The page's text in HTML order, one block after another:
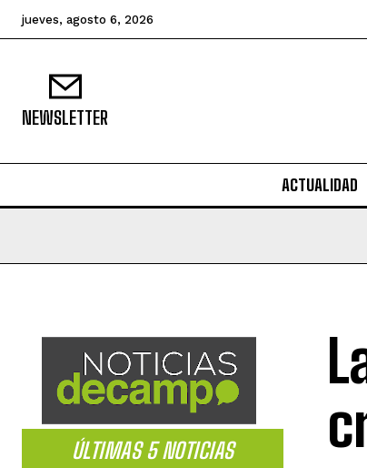
jueves, agosto 6, 2026
NEWSLETTER
ACTUALIDAD
ÚLTIMAS 5 NOTICIAS